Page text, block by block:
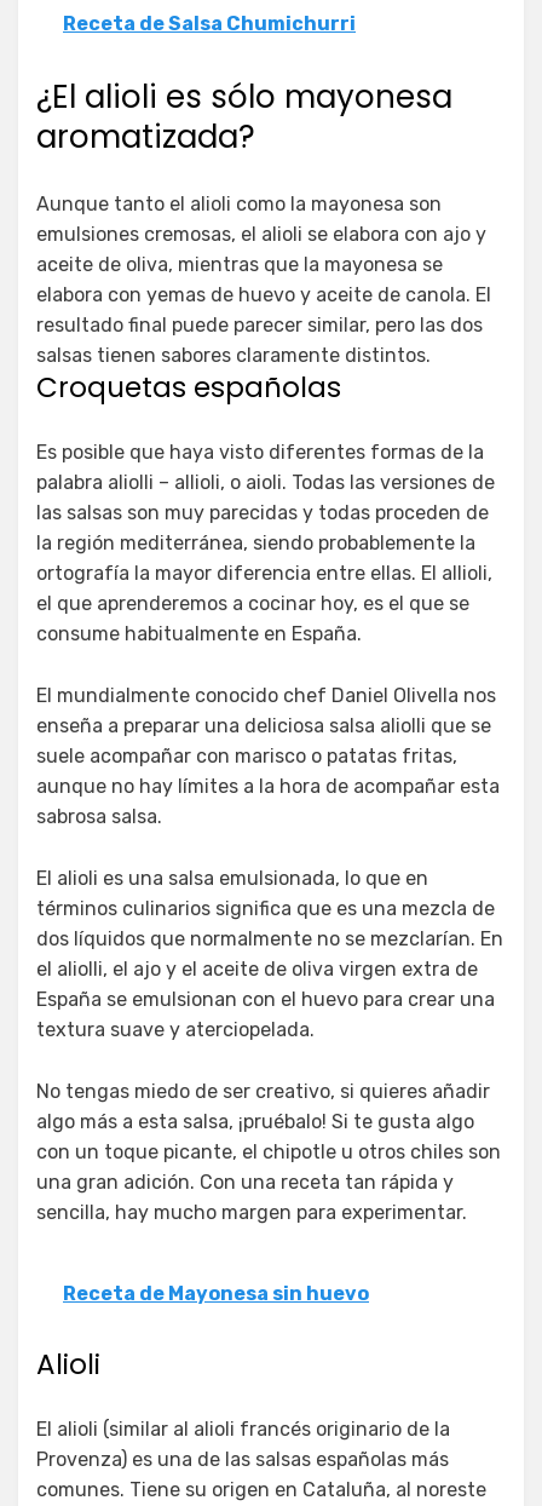
Receta de Salsa Chumichurri
¿El alioli es sólo mayonesa
aromatizada?
Aunque tanto el alioli como la mayonesa son
emulsiones cremosas, el alioli se elabora con ajo y
aceite de oliva, mientras que la mayonesa se
elabora con yemas de huevo y aceite de canola. El
resultado final puede parecer similar, pero las dos
salsas tienen sabores claramente distintos.
Croquetas españolas
Es posible que haya visto diferentes formas de la
palabra aliolli – allioli, o aioli. Todas las versiones de
las salsas son muy parecidas y todas proceden de
la región mediterránea, siendo probablemente la
ortografía la mayor diferencia entre ellas. El allioli,
el que aprenderemos a cocinar hoy, es el que se
consume habitualmente en España.
El mundialmente conocido chef Daniel Olivella nos
enseña a preparar una deliciosa salsa aliolli que se
suele acompañar con marisco o patatas fritas,
aunque no hay límites a la hora de acompañar esta
sabrosa salsa.
El alioli es una salsa emulsionada, lo que en
términos culinarios significa que es una mezcla de
dos líquidos que normalmente no se mezclarían. En
el aliolli, el ajo y el aceite de oliva virgen extra de
España se emulsionan con el huevo para crear una
textura suave y aterciopelada.
No tengas miedo de ser creativo, si quieres añadir
algo más a esta salsa, ¡pruébalo! Si te gusta algo
con un toque picante, el chipotle u otros chiles son
una gran adición. Con una receta tan rápida y
sencilla, hay mucho margen para experimentar.
Receta de Mayonesa sin huevo
Alioli
El alioli (similar al alioli francés originario de la
Provenza) es una de las salsas españolas más
comunes. Tiene su origen en Cataluña, al noreste